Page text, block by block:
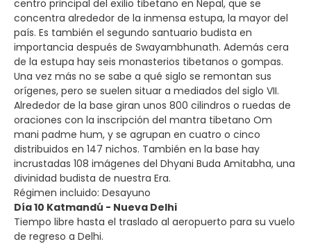
centro principal del exilio tibetano en Nepal, que se
concentra alrededor de la inmensa estupa, la mayor del
país. Es también el segundo santuario budista en
importancia después de Swayambhunath. Además cera
de la estupa hay seis monasterios tibetanos o gompas.
Una vez más no se sabe a qué siglo se remontan sus
orígenes, pero se suelen situar a mediados del siglo VII.
Alrededor de la base giran unos 800 cilindros o ruedas de
oraciones con la inscripción del mantra tibetano Om
mani padme hum, y se agrupan en cuatro o cinco
distribuidos en 147 nichos. También en la base hay
incrustadas 108 imágenes del Dhyani Buda Amitabha, una
divinidad budista de nuestra Era.
Régimen incluido: Desayuno
Día 10 Katmandú - Nueva Delhi
Tiempo libre hasta el traslado al aeropuerto para su vuelo
de regreso a Delhi.